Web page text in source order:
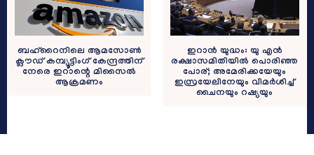
ബഹ്‌റൈനിലെ ആമസോൺ
ക്ലൗഡ് കമ്പ്യൂട്ടിംഗ് കേന്ദ്രത്തിന്
നേരെ ഇറാന്റെ മിസൈൽ
ആക്രമണം
ഇറാന്‍ യുദ്ധം: യു എന്‍
രക്ഷാസമിതിയില്‍ പൊരിഞ്ഞ
പോര്; അമേരിക്കയേയും
ഇസ്രയേലിനേയും വിമര്‍ശിച്ച്
ചൈനയും റഷ്യയും